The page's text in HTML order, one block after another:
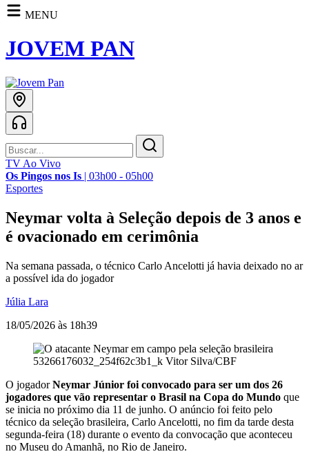
MENU
JOVEM PAN
TV Ao Vivo
Os Pingos nos Is | 03h00 - 05h00
Esportes
Neymar volta à Seleção depois de 3 anos e
é ovacionado em cerimônia
Na semana passada, o técnico Carlo Ancelotti já havia deixado no ar
a possível ida do jogador
Júlia Lara
18/05/2026 às 18h39
53266176032_254f62c3b1_k Vitor Silva/CBF
O jogadorNeymar Júnior foi convocado para ser um dos 26
jogadores que vão representar o Brasil na Copa do Mundo que
se inicia no próximo dia 11 de junho. O anúncio foi feito pelo
técnico da seleção brasileira, Carlo Ancelotti, no fim da tarde desta
segunda-feira (18) durante o evento da convocação que aconteceu
no Museu do Amanhã, no Rio de Janeiro.